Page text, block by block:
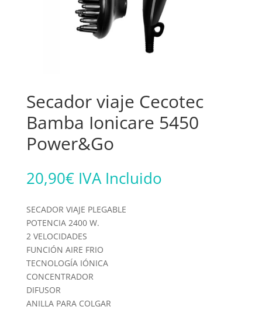
Secador viaje Cecotec
Bamba Ionicare 5450
Power&Go
20,90€ IVA Incluido
SECADOR VIAJE PLEGABLE
POTENCIA 2400 W.
2 VELOCIDADES
FUNCIÓN AIRE FRIO
TECNOLOGÍA IÓNICA
CONCENTRADOR
DIFUSOR
ANILLA PARA COLGAR